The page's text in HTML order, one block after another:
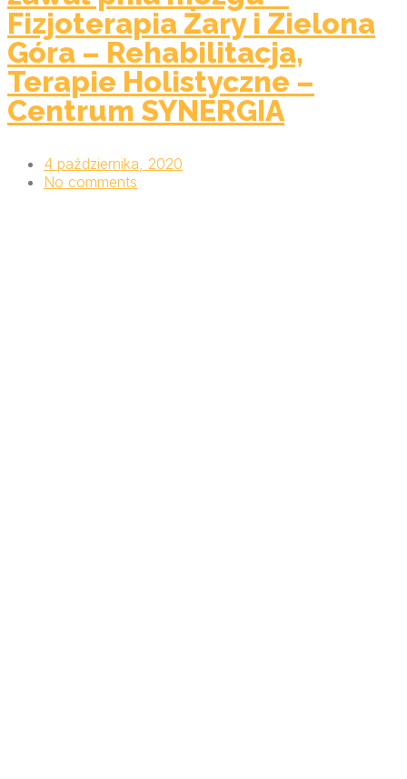
Fizjoterapia Żary i Zielona
Góra – Rehabilitacja,
Terapie Holistyczne –
Centrum SYNERGIA
4 października, 2020
No comments